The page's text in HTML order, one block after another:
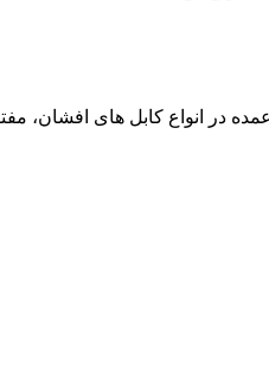
انواع کابل های افشان،